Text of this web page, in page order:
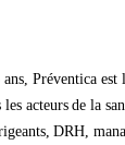
Préventica
acteurs de la
DRH,